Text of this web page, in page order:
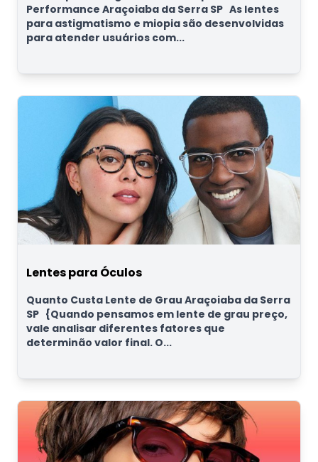
Performance Araçoiaba da Serra SP As lentes
para astigmatismo e miopia são desenvolvidas
para atender usuários com...
Lentes para Óculos
Quanto Custa Lente de Grau Araçoiaba da Serra
SP {Quando pensamos em lente de grau preço,
vale analisar diferentes fatores que
determinão valor final. O...